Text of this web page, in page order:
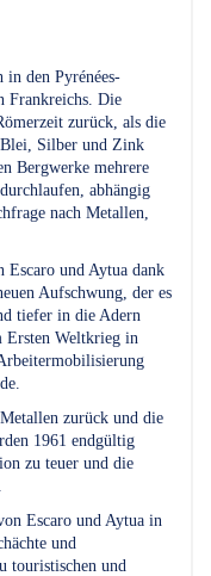
in den Pyrénées-
Frankreichs. Die
zurück, als die
Silber und Zink
Bergwerke mehrere
abhängig
nach Metallen,
Escaro und Aytua dank
Aufschwung, der es
tiefer in die Adern
Ersten Weltkrieg in
zurück und die
1961 endgültig
zu teuer und die
Escaro und Aytua in
und
touristischen und